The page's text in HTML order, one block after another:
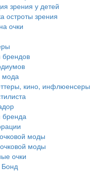
зрения у детей
остроты зрения
очки
брендов
мода
кино, инфлюенсеры
бренда
моды
моды
очки